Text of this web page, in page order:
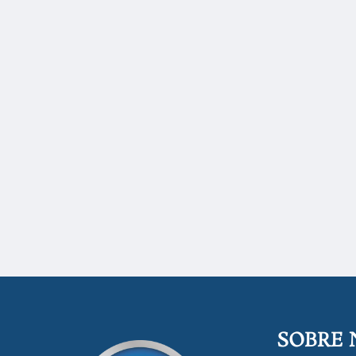
SOBRE